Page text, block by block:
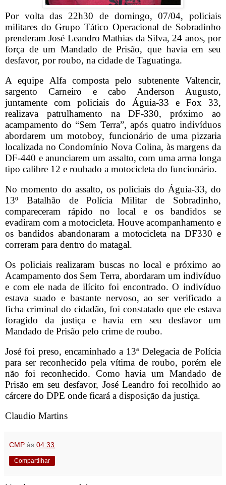
Por volta das 22h30 de domingo, 07/04, policiais
militares do Grupo Tático Operacional de Sobradinho
prenderam José Leandro Mathias da Silva, 24 anos, por
força de um Mandado de Prisão, que havia em seu
desfavor, por roubo, na cidade de Taguatinga.
A equipe Alfa composta pelo subtenente Valtencir,
sargento Carneiro e cabo Anderson Augusto,
juntamente com policiais do Águia-33 e Fox 33,
realizava patrulhamento na DF-330, próximo ao
acampamento do “Sem Terra”, após quatro indivíduos
abordarem um motoboy, funcionário de uma pizzaria
localizada no Condomínio Nova Colina, às margens da
DF-440 e anunciarem um assalto, com uma arma longa
tipo calibre 12 e roubado a motocicleta do funcionário.
No momento do assalto, os policiais do Águia-33, do
13º Batalhão de Polícia Militar de Sobradinho,
compareceram rápido no local e os bandidos se
evadiram com a motocicleta. Houve acompanhamento e
os bandidos abandonaram a motocicleta na DF330 e
correram para dentro do matagal.
Os policiais realizaram buscas no local e próximo ao
Acampamento dos Sem Terra, abordaram um indivíduo
e com ele nada de ilícito foi encontrado. O indivíduo
estava suado e bastante nervoso, ao ser verificado a
ficha criminal do cidadão, foi constatado que ele estava
foragido da justiça e havia em seu desfavor um
Mandado de Prisão pelo crime de roubo.
José foi preso, encaminhado a 13ª Delegacia de Polícia
para ser reconhecido pela vítima de roubo, porém ele
não foi reconhecido. Como havia um Mandado de
Prisão em seu desfavor, José Leandro foi recolhido ao
cárcere do DPE onde ficará a disposição da justiça.
Claudio Martins
CMP às 04:33
Compartilhar